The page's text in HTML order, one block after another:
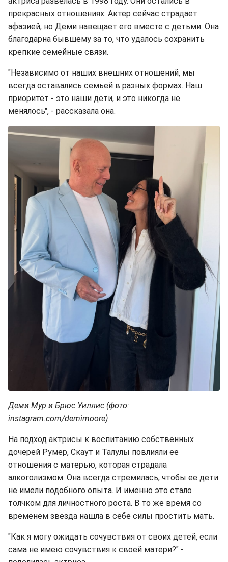
прекрасных отношениях. Актер сейчас страдает
афазией, но Деми навещает его вместе с детьми. Она
благодарна бывшему за то, что удалось сохранить
крепкие семейные связи.
"Независимо от наших внешних отношений, мы
всегда оставались семьей в разных формах. Наш
приоритет - это наши дети, и это никогда не
менялось", - рассказала она.
Деми Мур и Брюс Уиллис (фото:
instagram.com/demimoore)
На подход актрисы к воспитанию собственных
дочерей Румер, Скаут и Талулы повлияли ее
отношения с матерью, которая страдала
алкоголизмом. Она всегда стремилась, чтобы ее дети
не имели подобного опыта. И именно это стало
толчком для личностного роста. В то же время со
временем звезда нашла в себе силы простить мать.
"Как я могу ожидать сочувствия от своих детей, если
сама не имею сочувствия к своей матери?" -